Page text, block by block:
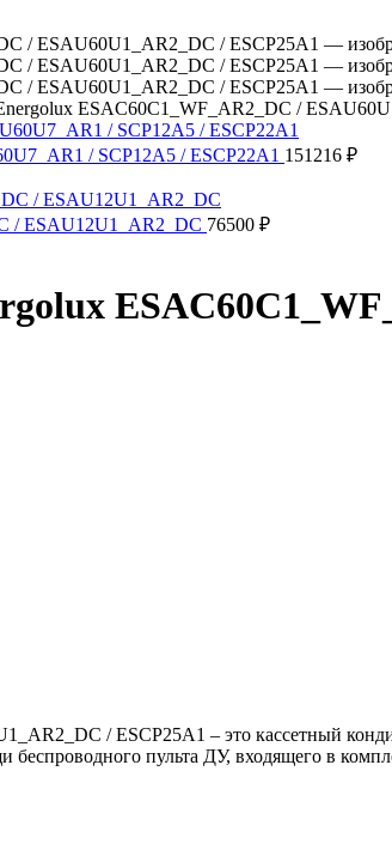
ESAC60C1_WF_AR2_DC /
/ SCP12A5 / ESCP22A1 151216 ₽
/ ESAU12U1_AR2_DC 76500 ₽
/ ESCP25A1 – это кассетный
пульта ДУ, входящего в